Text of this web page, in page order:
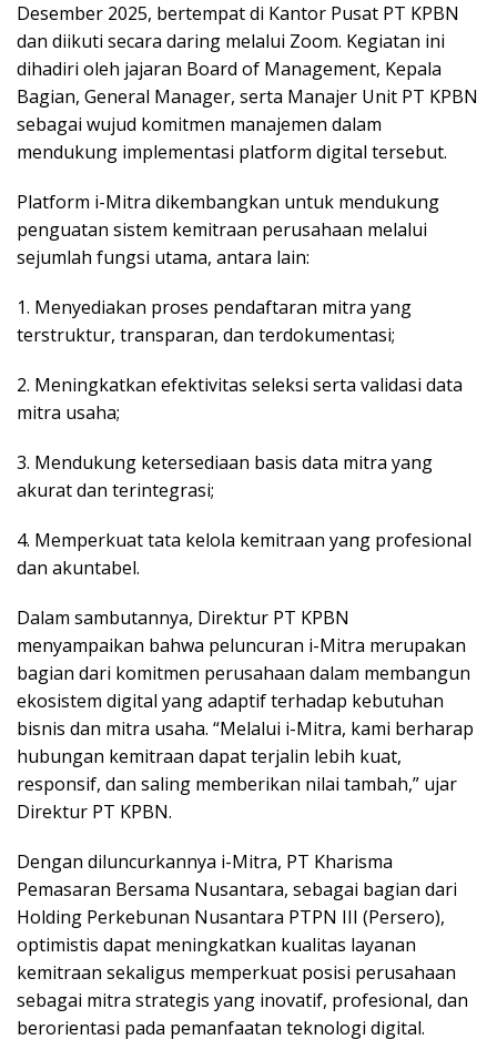
Desember 2025, bertempat di Kantor Pusat PT KPBN
dan diikuti secara daring melalui Zoom. Kegiatan ini
dihadiri oleh jajaran Board of Management, Kepala
Bagian, General Manager, serta Manajer Unit PT KPBN
sebagai wujud komitmen manajemen dalam
mendukung implementasi platform digital tersebut.
Platform i-Mitra dikembangkan untuk mendukung
penguatan sistem kemitraan perusahaan melalui
sejumlah fungsi utama, antara lain:
1. Menyediakan proses pendaftaran mitra yang
terstruktur, transparan, dan terdokumentasi;
2. Meningkatkan efektivitas seleksi serta validasi data
mitra usaha;
3. Mendukung ketersediaan basis data mitra yang
akurat dan terintegrasi;
4. Memperkuat tata kelola kemitraan yang profesional
dan akuntabel.
Dalam sambutannya, Direktur PT KPBN
menyampaikan bahwa peluncuran i-Mitra merupakan
bagian dari komitmen perusahaan dalam membangun
ekosistem digital yang adaptif terhadap kebutuhan
bisnis dan mitra usaha. “Melalui i-Mitra, kami berharap
hubungan kemitraan dapat terjalin lebih kuat,
responsif, dan saling memberikan nilai tambah,” ujar
Direktur PT KPBN.
Dengan diluncurkannya i-Mitra, PT Kharisma
Pemasaran Bersama Nusantara, sebagai bagian dari
Holding Perkebunan Nusantara PTPN III (Persero),
optimistis dapat meningkatkan kualitas layanan
kemitraan sekaligus memperkuat posisi perusahaan
sebagai mitra strategis yang inovatif, profesional, dan
berorientasi pada pemanfaatan teknologi digital.